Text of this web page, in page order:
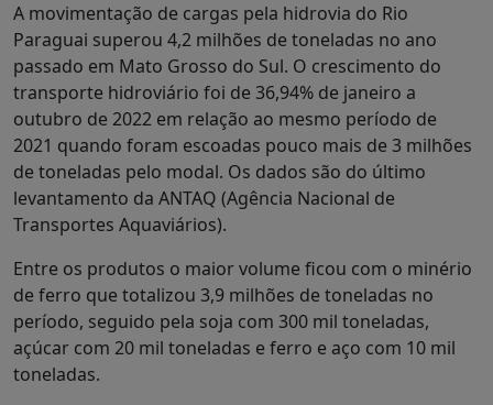
A movimentação de cargas pela hidrovia do Rio
Paraguai superou 4,2 milhões de toneladas no ano
passado em Mato Grosso do Sul. O crescimento do
transporte hidroviário foi de 36,94% de janeiro a
outubro de 2022 em relação ao mesmo período de
2021 quando foram escoadas pouco mais de 3 milhões
de toneladas pelo modal. Os dados são do último
levantamento da ANTAQ (Agência Nacional de
Transportes Aquaviários).
Entre os produtos o maior volume ficou com o minério
de ferro que totalizou 3,9 milhões de toneladas no
período, seguido pela soja com 300 mil toneladas,
açúcar com 20 mil toneladas e ferro e aço com 10 mil
toneladas.